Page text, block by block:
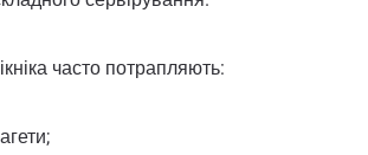
часто потрапляють: